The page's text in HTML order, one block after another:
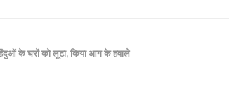
के घरों को लूटा, किया आग के हवाले